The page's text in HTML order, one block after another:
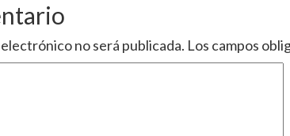
no será publicada. Los campos